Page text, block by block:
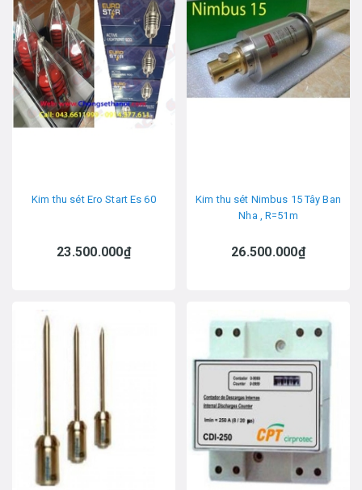
Kim thu sét Ero Start Es 60
23.500.000₫
Kim thu sét Nimbus 15 Tây Ban
Nha , R=51m
26.500.000₫